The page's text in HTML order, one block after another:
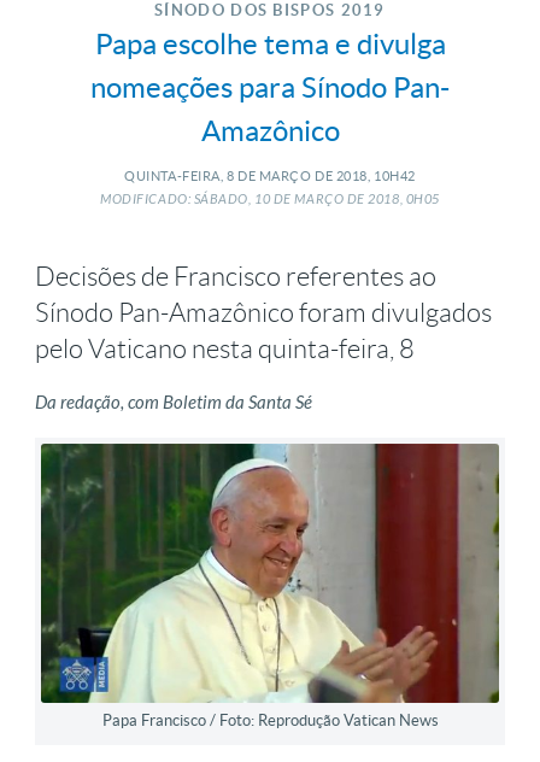
SÍNODO DOS BISPOS 2019
Papa escolhe tema e divulga
nomeações para Sínodo Pan-
Amazônico
QUINTA-FEIRA, 8 DE MARÇO DE 2018, 10H42
MODIFICADO: SÁBADO, 10 DEMARÇO DE2018, 0H05
Decisões de Francisco referentes ao
Sínodo Pan-Amazônico foram divulgados
pelo Vaticano nesta quinta-feira, 8
Da redação, com Boletim da Santa Sé
Papa Francisco / Foto: Reprodução Vatican News